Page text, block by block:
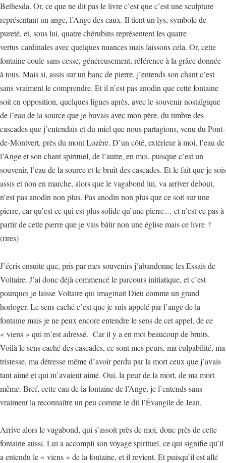
Bethesda. Or, ce que ne dit pas le livre c’est que c’est une sculpture
représentant un ange, l’Ange des eaux. Il tient un lys, symbole de
pureté, et, sous lui, quatre chérubins représentent les quatre
vertus cardinales avec quelques nuances mais laissons cela. Or, cette
fontaine coule sans cesse, généreusement, référence à la grâce donnée
à tous. Mais si, assis sur un banc de pierre, j’entends son chant c’est
sans vraiment le comprendre. Et il n’est pas anodin que cette fontaine
soit en opposition, quelques lignes après, avec le souvenir nostalgique
de l’eau de la source que je buvais avec mon père, du timbre des
cascades que j’entendais et du miel que nous partagions, venu du Pont-
de-Montvert, près du mont Lozère. D’un côté, extérieur à moi, l’eau de
l’Ange et son chant spirituel, de l’autre, en moi, puisque c’est un
souvenir, l’eau de la source et le bruit des cascades. Et le fait que je sois
assis et non en marche, alors que le vagabond lui, va arriver debout,
n’est pas anodin non plus. Pas anodin non plus que ce soit sur une
pierre, car qu’est ce qui est plus solide qu’une pierre… et n’est-ce pas à
partir de cette pierre que je vais bâtir non une église mais ce livre ?
(rires)
J’écris ensuite que, pris par mes souvenirs j’abandonne les Essais de
Voltaire. J’ai donc déjà commencé le parcours initiatique, et c’est
pourquoi je laisse Voltaire qui imaginait Dieu comme un grand
horloger. Le sens caché c’est que je suis appelé par l’ange de la
fontaine mais je ne peux encore entendre le sens de cet appel, de ce
« viens » qui m’est adressé. Car il y a en moi beaucoup de bruits.
Voilà le sens caché des cascades, ce sont mes peurs, ma culpabilité, ma
tristesse, ma détresse même d’avoir perdu par la mort ceux que j’avais
tant aimé et qui m’avaient aimé. Oui, la peur de la mort, de ma mort
même. Bref, cette eau de la fontaine de l’Ange, je l’entends sans
vraiment la reconnaître un peu comme le dit l’Évangile de Jean.
Arrive alors le vagabond, qui s’assoit près de moi, donc près de cette
fontaine aussi. Lui a accompli son voyage spirituel, ce qui signifie qu’il
a entendu le « viens » de la fontaine, et il revient. Et puisqu’il est allé